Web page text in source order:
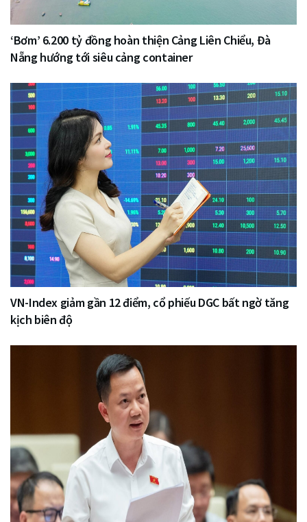
‘Bơm’ 6.200 tỷ đồng hoàn thiện Cảng Liên Chiểu, Đà
Nẵng hướng tới siêu cảng container
VN-Index giảm gần 12 điểm, cổ phiếu DGC bất ngờ tăng
kịch biên độ